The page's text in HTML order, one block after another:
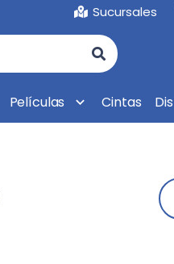
Sucursales
Películas Cintas